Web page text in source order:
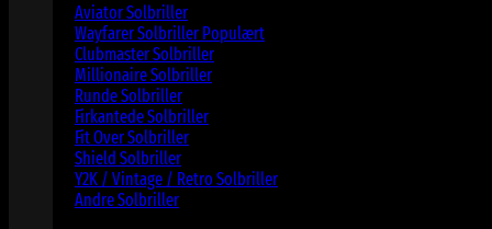
Aviator Solbriller
Wayfarer Solbriller
Clubmaster Solbriller
Millionaire Solbriller
Runde Solbriller
Firkantede Solbriller
Fit Over Solbriller
Shield Solbriller
Y2K / Vintage / Retro Solbriller
Andre Solbriller